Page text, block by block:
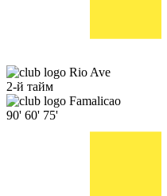
Rio Ave
2-й тайм
Famalicao
90' 60' 75'